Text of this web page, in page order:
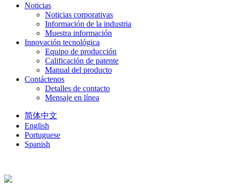
Noticias
Noticias corporativas
Información de la industria
Muestra información
Innovación tecnológica
Equipo de producción
Calificación de patente
Manual del producto
Contáctenos
Detalles de contacto
Mensaje en línea
简体中文
English
Portuguese
Spanish